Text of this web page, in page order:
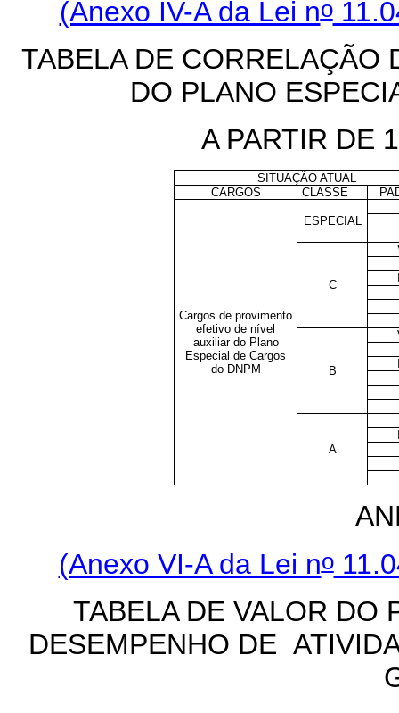
(Anexo IV-A da Lei no
TABELA DE CORRELAÇÃO
DO PLANO
A PARTIR DE 1
SITUAÇÃO ATUAL
CARGOS
CLASSE
Cargos de provimento
efetivo de nível
auxiliar do Plano
Especial de Cargos
do DNPM
ESPECIAL
C
B
A
(Anexo VI-A da Lei no
TABELA DE VALOR DO
DESEMPENHO DE